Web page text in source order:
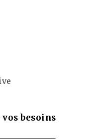
besoins